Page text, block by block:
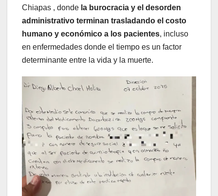
Chiapas , donde la burocracia y el desorden
administrativo terminan trasladando el costo
humano y económico a los pacientes, incluso
en enfermedades donde el tiempo es un factor
determinante entre la vida y la muerte.